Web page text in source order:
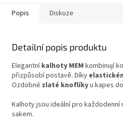
Popis Diskuze
Detailní popis produktu
Elegantníkalhoty MEM kombinují
přizpůsobí postavě. Díky
Ozdobné zlaté knoflíkyu kapes
Kalhoty jsou ideální pro
sakem.